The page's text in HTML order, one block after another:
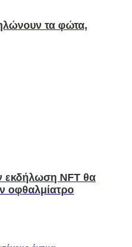
τα φώτα,
εκδήλωση NFT θα
οφθαλμίατρο